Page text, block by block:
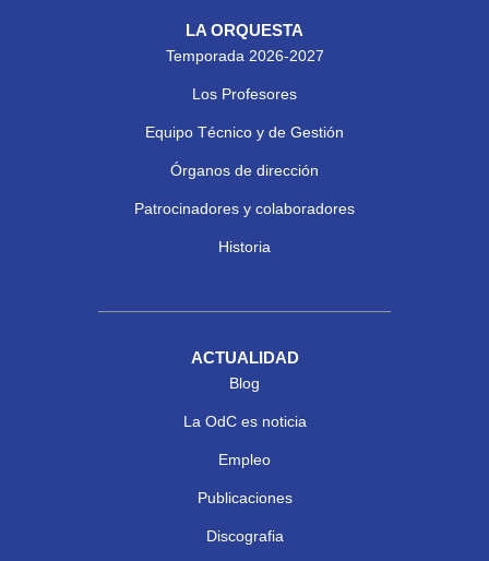
LA ORQUESTA
Temporada 2026-2027
Los Profesores
Equipo Técnico y de Gestión
Órganos de dirección
Patrocinadores y colaboradores
Historia
ACTUALIDAD
Blog
La OdC es noticia
Empleo
Publicaciones
Discografia